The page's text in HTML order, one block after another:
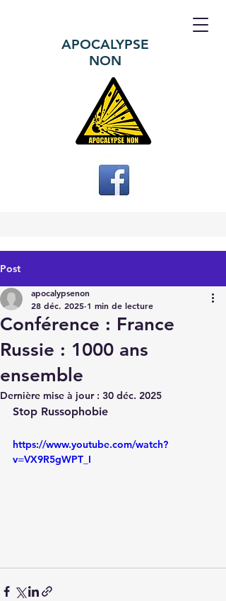
APOCALYPSE
NON
Post
Conférence : France
Russie : 1000 ans
ensemble
apocalypsenon
28 déc. 2025 1 min de lecture
Dernière mise à jour : 30 déc. 2025
Stop Russophobie
https://www.youtube.com/watch?
v=VX9R5gWPT_I